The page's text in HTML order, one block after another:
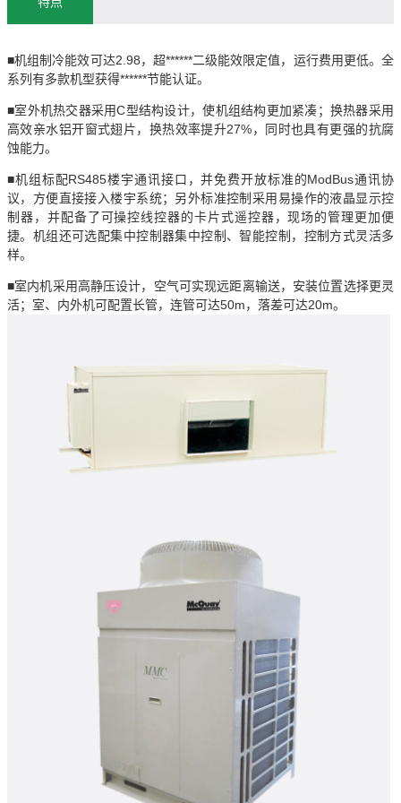
■机组制冷能效可达2.98，超******二级能效限定值，运行费用更低。全
系列有多款机型获得******节能认证。
■室外机热交器采用C型结构设计，使机组结构更加紧凑；换热器采用
高效亲水铝开窗式翅片，换热效率提升27%，同时也具有更强的抗腐
蚀能力。
■机组标配RS485楼宇通讯接口，并免费开放标准的ModBus通讯协
议，方便直接接入楼宇系统；另外标准控制采用易操作的液晶显示控
制器，并配备了可操控线控器的卡片式遥控器，现场的管理更加便
捷。机组还可选配集中控制器集中控制、智能控制，控制方式灵活多
样。
■室内机采用高静压设计，空气可实现远距离输送，安装位置选择更灵
活；室、内外机可配置长管，连管可达50m，落差可达20m。